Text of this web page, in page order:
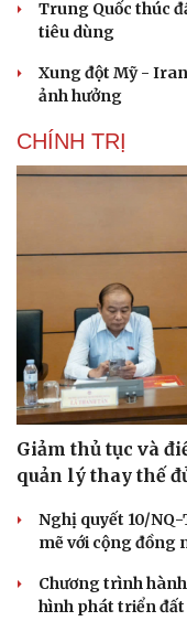
Trung Quốc thúc
tiêu dùng
Xung đột Mỹ -
ảnh hưởng
CHÍNH TRỊ
Giảm thủ tục và
quản lý thay thế
Nghị quyết 10/
mẽ với cộng đồng
Chương trình
hình phát triển đất